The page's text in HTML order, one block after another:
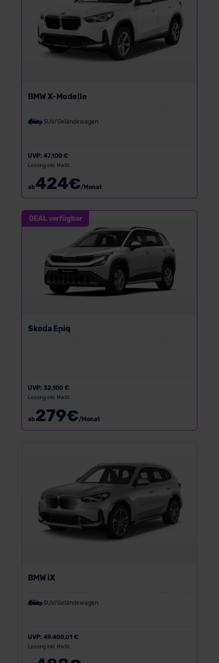
der EU erfolgt, erfolgt dies ausschließlich auf der
Grundlage eines Angemessenheitsbeschlusses der EU-
Kommission (Art. 45 Abs. 1 DSGVO), von
Standarddatenschutzklauseln (Art. 46 Abs. 2 lit. c
DSGVO) oder wenn Sie hierzu Ihre Einwilligung freiwillig
unserem Datenschutzbeauftragten unter
BMW X-Modelle
SUV/Geländewagen
UVP: 47.100 €
Leasing inkl. MwSt.
ab424€/Monat
DEAL verfügbar
Skoda Epiq
UVP: 32.100 €
Leasing inkl. MwSt.
ab279€/Monat
BMW iX
SUV/Geländewagen
UVP: 49.400,01 €
Leasing inkl. MwSt.